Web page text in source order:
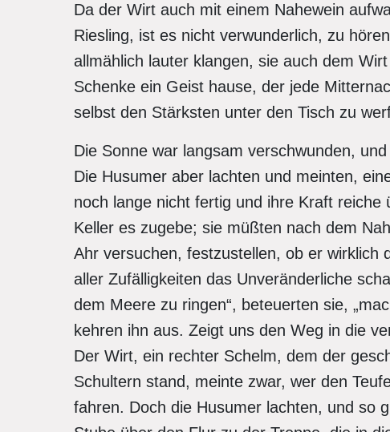
Da der Wirt auch mit einem Nahewein
Riesling, ist es nicht verwunderlich, zu
allmählich lauter klangen, sie auch dem
Schenke ein Geist hause, der jede
selbst den Stärksten unter den Tisch zu
Die Sonne war langsam verschwunden,
Die Husumer aber lachten und meinten,
noch lange nicht fertig und ihre Kraft
Keller es zugebe; sie müßten nach dem
Ahr versuchen, festzustellen, ob er wirklich
aller Zufälligkeiten das Unveränderliche
dem Meere zu ringen“, beteuerten sie,
kehren ihn aus. Zeigt uns den Weg in die
Der Wirt, ein rechter Schelm, dem der
Schultern stand, meinte zwar, wer den
fahren. Doch die Husumer lachten, und so